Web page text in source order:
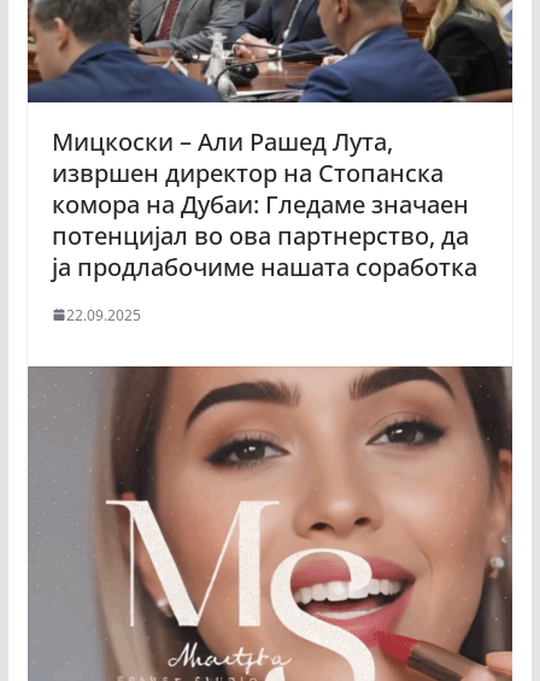
Мицкоски – Али Рашед Лута,
извршен директор на Стопанска
комора на Дубаи: Гледаме значаен
потенцијал во ова партнерство, да
ја продлабочиме нашата соработка
22.09.2025